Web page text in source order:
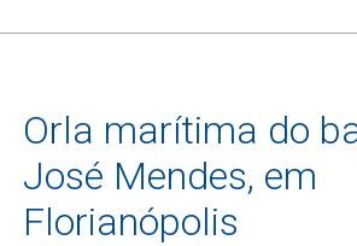
Orla marítima do
José Mendes, em
Florianópolis